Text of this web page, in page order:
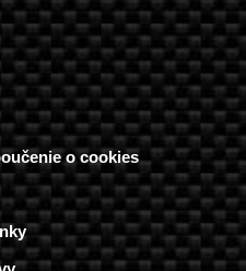
o cookies